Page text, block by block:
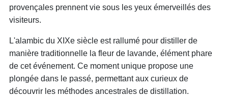
provençales prennent vie sous les yeux émerveillés des
visiteurs.
L'alambic du XIXe siècle est rallumé pour distiller de
manière traditionnelle la fleur de lavande, élément phare
de cet événement. Ce moment unique propose une
plongée dans le passé, permettant aux curieux de
découvrir les méthodes ancestrales de distillation.